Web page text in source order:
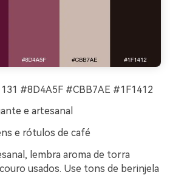
#8D4A5F #CBB7AE #1F1412
e artesanal
e rótulos de café
lembra aroma de torra
usados. Use tons de berinjela